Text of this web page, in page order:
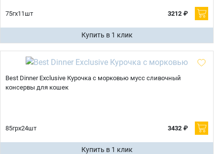
75гх11шт 3212 ₽
Купить в 1 клик
Best Dinner Exclusive Курочка с морковью мусс сливочный
консервы для кошек
85грх24шт 3432 ₽
Купить в 1 клик